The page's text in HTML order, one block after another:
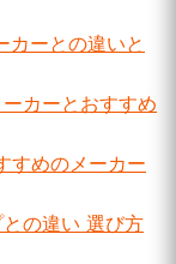
カーとの違いと
カーとおすすめ
すめのメーカー
の違い 選び方